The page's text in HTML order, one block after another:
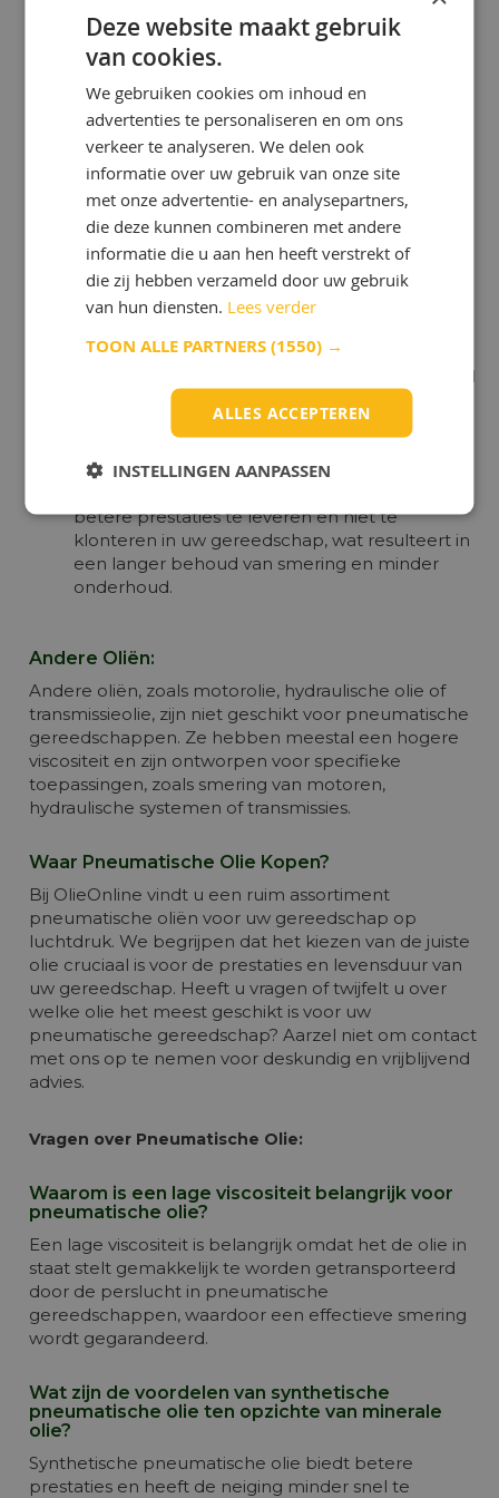
Pneumatische Olie:
Pneumatische olie, ook bekend als luchtdrukolie, is
speciaal ontworpen voor gebruik in pneumatische
gereedschappen. Hier zijn enkele kenmerkende
eigenschappen en verschillen:
Lage Viscositeit: Pneumatische olie heeft
meestal een lage viscositeit, wat betekent dat
het dunner is in vergelijking met andere oliën.
Deze lage viscositeit is cruciaal omdat het de
olie in staat stelt gemakkelijk te worden
getransporteerd door de perslucht in het
gereedschap.
olie kan zowel op minerale als synthetische
basis zijn. Minerale olie wordt vaak als standaard
beschouwd en is geschikt voor algemene
toepassingen. Het heeft echter de neiging om
meer van moet gebruiken. Synthetische
betere prestaties te leveren en niet te
klonteren in uw gereedschap, wat resulteert in
een langer behoud van smering en minder
onderhoud.
Andere Oliën:
Andere oliën, zoals motorolie, hydraulische olie of
transmissieolie, zijn niet geschikt voor pneumatische
gereedschappen. Ze hebben meestal een hogere
viscositeit en zijn ontworpen voor specifieke
toepassingen, zoals smering van motoren,
hydraulische systemen of transmissies.
Waar Pneumatische Olie Kopen?
Bij OlieOnline vindt u een ruim assortiment
pneumatische oliën voor uw gereedschap op
luchtdruk. We begrijpen dat het kiezen van de juiste
olie cruciaal is voor de prestaties en levensduur van
uw gereedschap. Heeft u vragen of twijfelt u over
welke olie het meest geschikt is voor uw
pneumatische gereedschap? Aarzel niet om contact
met ons op te nemen voor deskundig en vrijblijvend
advies.
Vragen over Pneumatische Olie:
Waarom is een lage viscositeit belangrijk voor
pneumatische olie?
Een lage viscositeit is belangrijk omdat het de olie in
staat stelt gemakkelijk te worden getransporteerd
door de perslucht in pneumatische
gereedschappen, waardoor een effectieve smering
wordt gegarandeerd.
Wat zijn de voordelen van synthetische
pneumatische olie ten opzichte van minerale
olie?
Synthetische pneumatische olie biedt betere
prestaties en heeft de neiging minder snel te
Deze website maakt gebruik
van cookies.
We gebruiken cookies om inhoud en
advertenties te personaliseren en om ons
verkeer te analyseren. We delen ook
informatie over uw gebruik van onze site
met onze advertentie- en analysepartners,
die deze kunnen combineren met andere
informatie die u aan hen heeft verstrekt of
die zij hebben verzameld door uw gebruik
van hun diensten. Lees verder
TOON ALLE PARTNERS(1550) →
ALLES ACCEPTEREN
INSTELLINGEN AANPASSEN